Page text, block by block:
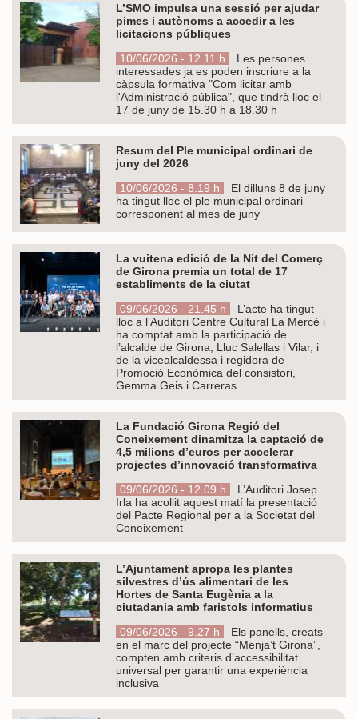
L’SMO impulsa una sessió per ajudar
pimes i autònoms a accedir a les
licitacions públiques
10/06/2026 - 12.11 h
Les persones
interessades ja es poden inscriure a la
càpsula formativa "Com licitar amb
l'Administració pública", que tindrà lloc el
17 de juny de 15.30 h a 18.30 h
Resum del Ple municipal ordinari de
juny del 2026
10/06/2026 - 8.19 h
El dilluns 8 de juny
ha tingut lloc el ple municipal ordinari
corresponent al mes de juny
La vuitena edició de la Nit del Comerç
de Girona premia un total de 17
establiments de la ciutat
09/06/2026 - 21.45 h
L’acte ha tingut
lloc a l’Auditori Centre Cultural La Mercè i
ha comptat amb la participació de
l’alcalde de Girona, Lluc Salellas i Vilar, i
de la vicealcaldessa i regidora de
Promoció Econòmica del consistori,
Gemma Geis i Carreras
La Fundació Girona Regió del
Coneixement dinamitza la captació de
4,5 milions d’euros per accelerar
projectes d’innovació transformativa
09/06/2026 - 12.09 h
L’Auditori Josep
Irla ha acollit aquest matí la presentació
del Pacte Regional per a la Societat del
Coneixement
L’Ajuntament apropa les plantes
silvestres d’ús alimentari de les
Hortes de Santa Eugènia a la
ciutadania amb faristols informatius
09/06/2026 - 9.27 h
Els panells, creats
en el marc del projecte “Menja’t Girona”,
compten amb criteris d’accessibilitat
universal per garantir una experiència
inclusiva